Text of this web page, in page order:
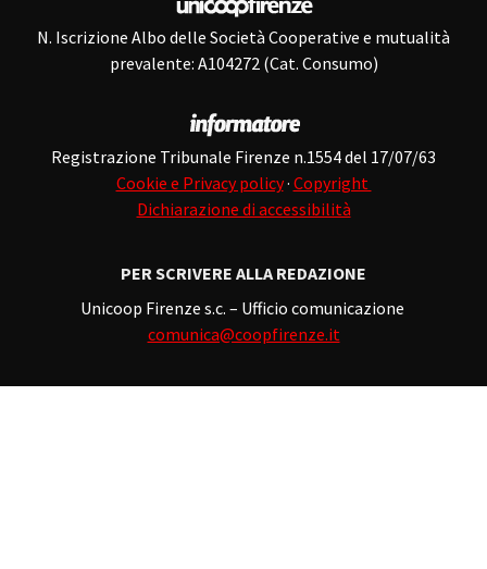
N. Iscrizione Albo delle Società Cooperative e mutualità
prevalente: A104272 (Cat. Consumo)
Registrazione Tribunale Firenze n.1554 del 17/07/63
Cookie e Privacy policy· Copyright
Dichiarazione di accessibilità
PER SCRIVERE ALLA REDAZIONE
Unicoop Firenze s.c. – Ufficio comunicazione
comunica@coopfirenze.it